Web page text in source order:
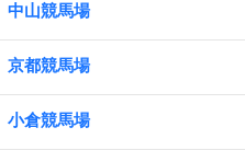
中山競馬場
京都競馬場
小倉競馬場